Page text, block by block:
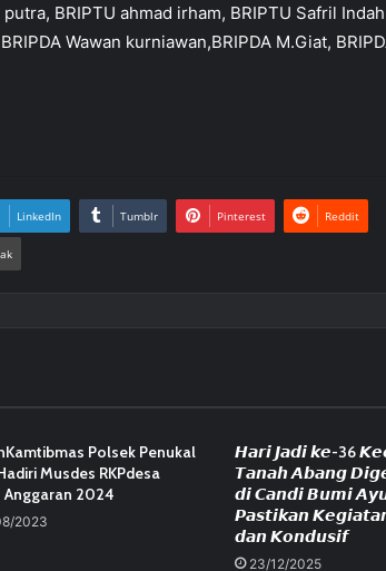
BRIPTU ahmad irham, BRIPTU Safril
Wawan kurniawan,BRIPDA M.Giat,
LinkedIn Tumblr Pinterest Reddit
Polsek Penukal
Musdes RKPdesa
Anggaran 2024
2023
𝙃𝙖𝙧𝙞 𝙅𝙖𝙙𝙞 𝙠𝙚-36
𝙏𝙖𝙣𝙖𝙝 𝘼𝙗𝙖𝙣𝙜
𝙙𝙞 𝘾𝙖𝙣𝙙𝙞 𝘽𝙪𝙢𝙞
𝙋𝙖𝙨𝙩𝙞𝙠𝙖𝙣
𝙙𝙖𝙣 𝙆𝙤𝙣𝙙𝙪𝙨𝙞𝙛
23/12/2025